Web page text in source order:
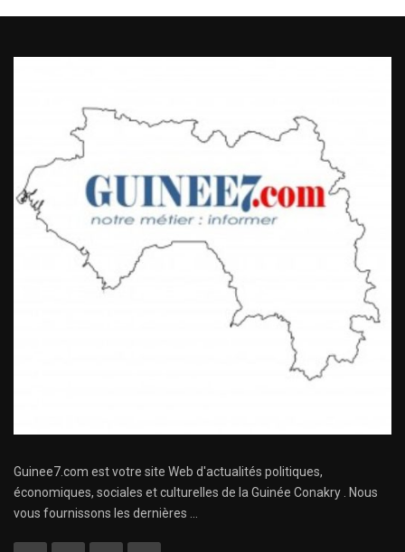
Guinee7.com est votre site Web d'actualités politiques,
économiques, sociales et culturelles de la Guinée Conakry . Nous
vous fournissons les dernières ...